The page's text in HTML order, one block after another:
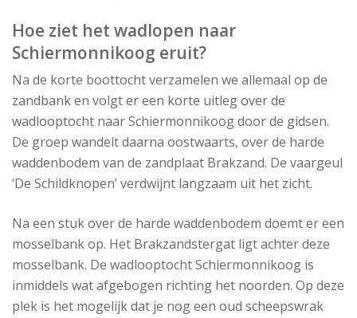
Hoe ziet het wadlopen naar
Schiermonnikoog eruit?
Na de korte boottocht verzamelen we allemaal op de
zandbank en volgt er een korte uitleg over de
wadlooptocht naar Schiermonnikoog door de gidsen.
De groep wandelt daarna oostwaarts, over de harde
waddenbodem van de zandplaat Brakzand. De vaargeul
‘De Schildknopen’ verdwijnt langzaam uit het zicht.
Na een stuk over de harde waddenbodem doemt er een
mosselbank op. Het Brakzandstergat ligt achter deze
mosselbank. De wadlooptocht Schiermonnikoog is
inmiddels wat afgebogen richting het noorden. Op deze
plek is het mogelijk dat je nog een oud scheepswrak